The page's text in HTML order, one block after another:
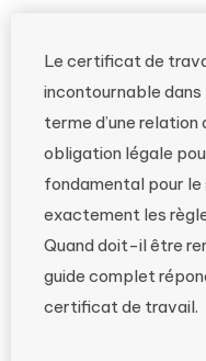
Le certificat de
incontournable dans
terme d’une
obligation légale
fondamental pour le
exactement les
Quand doit-il être
guide complet
certificat de travail.